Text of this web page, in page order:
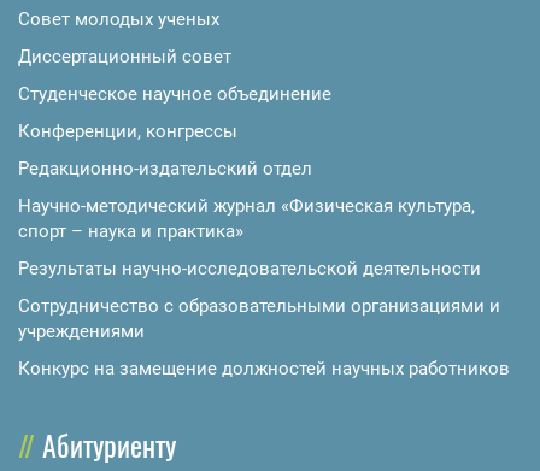
Совет молодых ученых
Диссертационный совет
Студенческое научное объединение
Конференции, конгрессы
Редакционно-издательский отдел
Научно-методический журнал «Физическая культура,
спорт – наука и практика»
Результаты научно-исследовательской деятельности
Сотрудничество с образовательными организациями и
учреждениями
Конкурс на замещение должностей научных работников
Абитуриенту